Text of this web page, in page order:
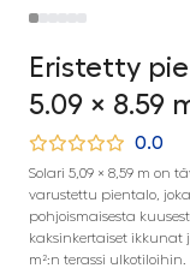
Eristetty
5.09 × 8.59
0.0
Solari 5,09 × 8,59 m on
varustettu pientalo,
pohjoismaisesta
kaksinkertaiset
m²:n terassi ulkotiloihin.